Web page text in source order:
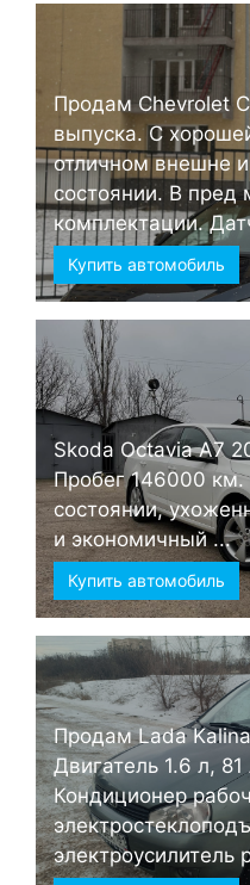
Продам Chevrolet
выпуска. С
отличном внешне
состоянии. В пред
комплектации.
Купить автомобиль
Skoda Octavia А7
Пробег 146000 км.
состоянии,
и экономичный ...
Купить автомобиль
Продам Lada
Двигатель 1.6 л,
Кондиционер
электроусилитель